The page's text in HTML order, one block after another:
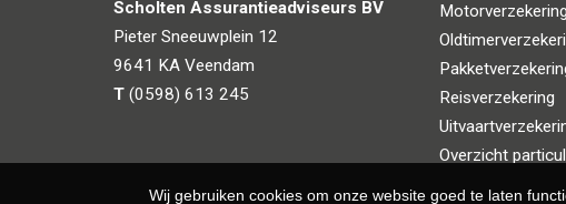
Wij gebruiken cookies om onze website goed te laten
Scholten Assurantieadviseurs BV
Pieter Sneeuwplein 12
9641 KA Veendam
T (0598) 613 245
Motorverzekering
Reisverzekering
Overzicht